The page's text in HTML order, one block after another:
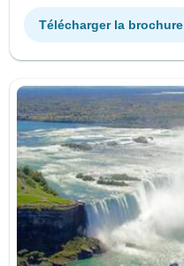
Télécharger la brochure